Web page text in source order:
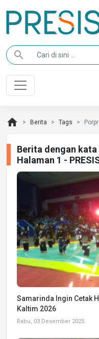
search
home Berita Tags
Berita dengan
Halaman 1 -
Samarinda Ingin Cetak
Kaltim 2026
Rabu, 03 Desember 2025